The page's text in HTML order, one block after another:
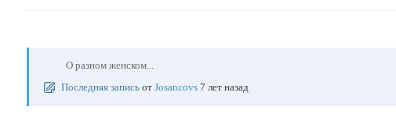
О разном женском...
Последняя запись от Josancovs 7 лет назад